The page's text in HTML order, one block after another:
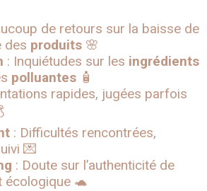
de retours sur la baisse de
des produits 🌸
: Inquiétudes sur les ingrédients
polluantes 🧴
rapides, jugées parfois
: Difficultés rencontrées,
💌
: Doute sur l’authenticité de
écologique 🐢